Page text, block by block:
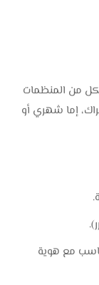
من المنظمات
إما شهري أو
مع هوية